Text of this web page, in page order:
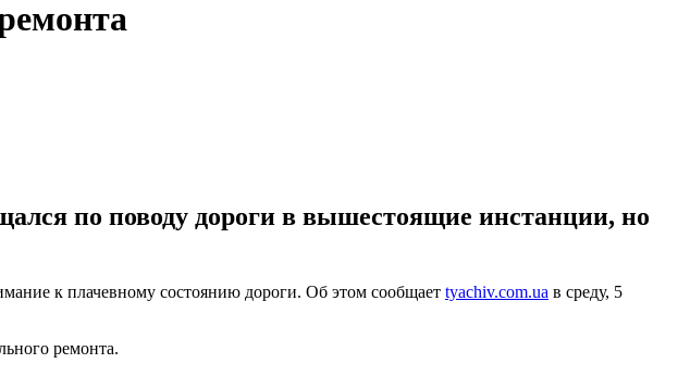
по поводу дороги в вышестоящие инстанции, но
к плачевному состоянию дороги. Об этом сообщает tyachiv.com.ua в среду, 5
ремонта.